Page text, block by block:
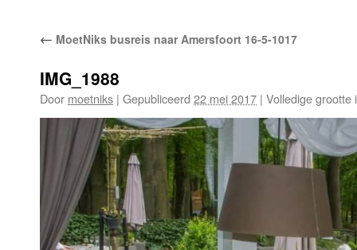
← MoetNiks busreis naar Amersfoort 16-5-1017
IMG_1988
Door moetniks | Gepubliceerd 22 mei 2017 | Volledige grootte